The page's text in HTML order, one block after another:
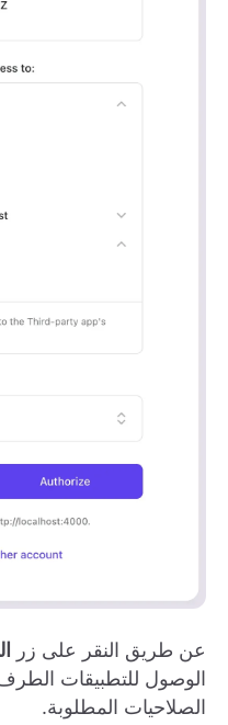
عن طريق النقر على زر
الوصول للتطبيقات
الصلاحيات المطلوبة.